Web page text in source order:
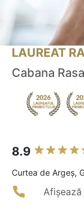
LAUREAT
Cabana
8.9
Curtea de Argeş,